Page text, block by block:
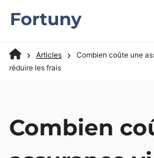
Articles
Combien coûte une
réduire les frais
Combien